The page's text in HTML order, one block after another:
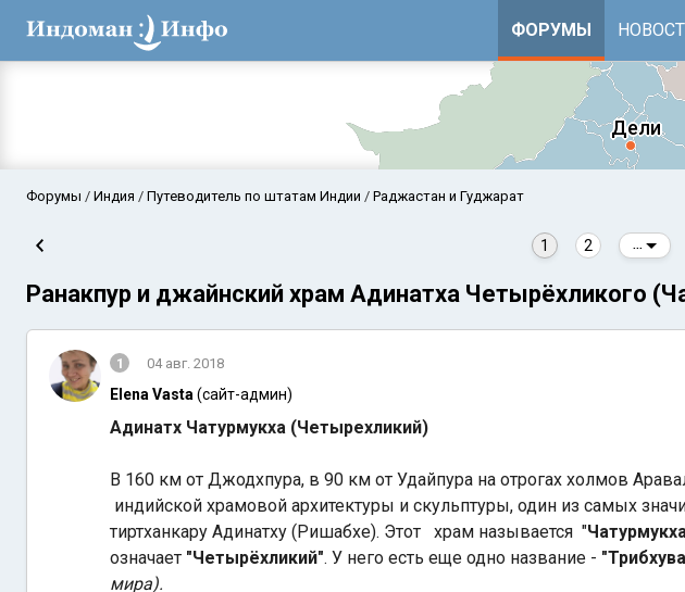
ФОРУМЫ
Аравийское море
Форумы Индия Путеводитель по штатам Индии Раджастан и Гуджарат
1 2
Ранакпур и джайнский храм Адинатха Четырёхликого
1 04 авг. 2018
Elena Vasta (сайт-админ)
Адинатх Чатурмукха (Четырехликий)
В 160 км от Джодхпура, в 90 км от Удайпура на отрогах холмов
индийской храмовой архитектуры и скульптуры, один из самых
тиртханкару Адинатху (Ришабхе). Этот храм называется "
означает "Четырёхликий". У него есть еще одно название -
мира).